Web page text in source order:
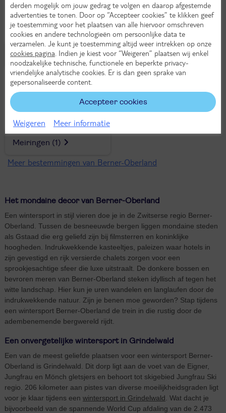
Adelboden(1) Beatenberg(1)
Meiringen (1)
Meer bestemmingen van Berner-Oberland
Het mondaine decor van Berner-Oberland
Een wintersport in stijl vieren doe je in de Zwitserse regio Berner-
Oberland. Tussen de besneeuwde bergen liggen mondaine steden
als Gstaad die erg geliefd zijn bij filmsterren en koninklijke
hoogheden. Indrukwekkende kasteeltjes, paleizen waar hotels in
zijn gevestigd en rijk versierde chalets zorgen voor een
sprookjesachtige sfeer die luxe uitstraalt. De donkere bossen en
bevroren meren van Berner-Oberland steken idyllisch af tegen het
witte landschap. Hier kun je uren wandelen en langlaufen door de
indrukwekkende natuur. Zijn je benen moe geworden? Stap tijdens
een wintersport Berner-Oberland de trein in die rustig door de
adembenemende bergwereld rijdt.
Een onvergetelijke wintersport in Grindelwald
Een van de meest geliefde plaatsen voor een wintersport Berner-
Oberland is Grindelwald. Dit dorp ligt aan de voet van de Eigner,
Jungfrau en Mönch gletsjers en behoort tot skigebied Jungfrau Ski
regio. 206 kilometer aan pistes van diverse moeilijkheidsgraden ligt
voor je klaar tijdens een wintersport in Grindelwald . Wat dacht je
bijvoorbeeld van de spannende World Cup afdaling van de 2.473
derden mogelijk om jouw gedrag te volgen en daarop afgestemde
advertenties te tonen. Door op “Accepteer cookies” te klikken geef
je toestemming voor het plaatsen van alle hiervoor omschreven
cookies en andere technologieën om persoonlijke data te
verzamelen. Je kunt je toestemming altijd weer intrekken op onze
cookies pagina . Indien je kiest voor “Weigeren” plaatsen wij enkel
noodzakelijke technische, functionele en beperkte privacy-
vriendelijke analytische cookies. Er is dan geen sprake van
gepersonaliseerde content.
Accepteer cookies
Weigeren Meer informatie